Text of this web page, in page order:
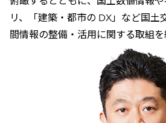
リ、「建築・都市の DX」など国土
間情報の整備・活用に関する取組を